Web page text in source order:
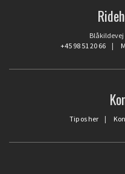
+45 98 51 20 66|
Tip os her |